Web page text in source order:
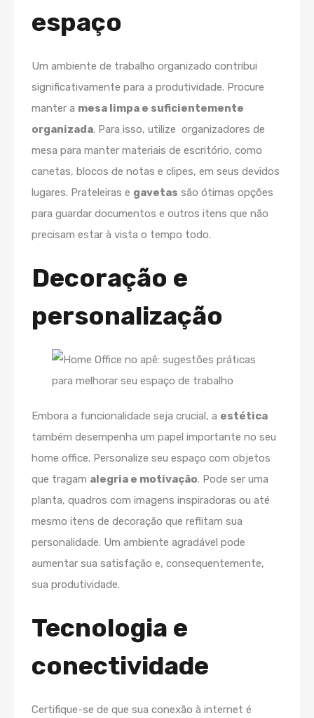
espaço
Um ambiente de trabalho organizado contribui
significativamente para a produtividade. Procure
manter a mesa limpa e suficientemente
organizada. Para isso, utilize organizadores de
mesa para manter materiais de escritório, como
canetas, blocos de notas e clipes, em seus devidos
lugares. Prateleiras e gavetas são ótimas opções
para guardar documentos e outros itens que não
precisam estar à vista o tempo todo.
Decoração e
personalização
Embora a funcionalidade seja crucial, a estética
também desempenha um papel importante no seu
home office. Personalize seu espaço com objetos
que tragam alegria e motivação. Pode ser uma
planta, quadros com imagens inspiradoras ou até
mesmo itens de decoração que reflitam sua
personalidade. Um ambiente agradável pode
aumentar sua satisfação e, consequentemente,
sua produtividade.
Tecnologia e
conectividade
Certifique-se de que sua conexão à internet é